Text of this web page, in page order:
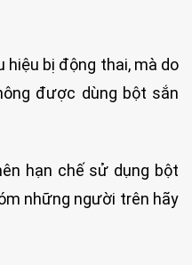
hiệu bị động thai, mà do
được dùng bột sắn
hạn chế sử dụng bột
những người trên hãy